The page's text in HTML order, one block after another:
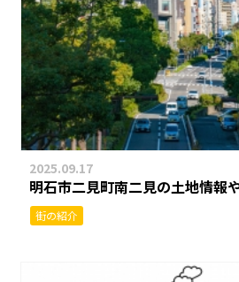
2025.09.17
明石市二見町南二見の土地情報
街の紹介